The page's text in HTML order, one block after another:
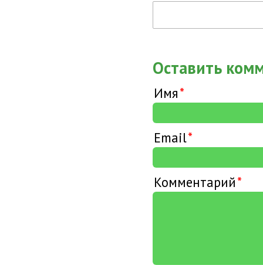
Оставить
Имя
Email
Комментарий